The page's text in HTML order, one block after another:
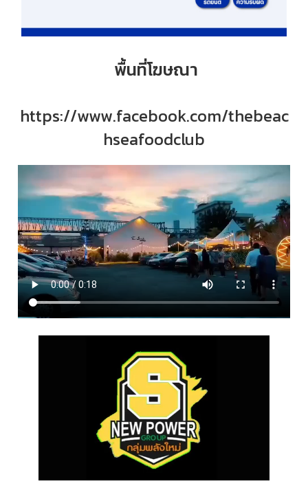
พื้นที่โฆษณา
https://www.facebook.com/thebeac
hseafoodclub